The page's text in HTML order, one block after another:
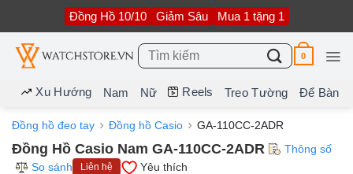
nội
dung
Đồng Hồ 10/10 Giảm Sâu Mua 1 tặng 1
Tìm
kiếm:
0
Xu Hướng Nam Nữ Reels Treo Tường Để Bàn
Đồng hồ đeo tay Đồng hồ Casio GA-110CC-2ADR
Đồng Hồ Casio Nam GA-110CC-2ADR
Thông số
So sánh
Liên hệ Yêu thích